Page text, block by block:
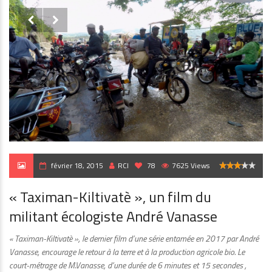
 
février 18, 2015 RCI 78 7625 Views
« Taximan-Kiltivatè », un film du
militant écologiste André Vanasse
« Taximan-Kiltivatè », le dernier film d’une série entamée en 2017 par André
Vanasse, encourage le retour à la terre et à la production agricole bio. Le
court-métrage de M.Vanasse, d’une durée de 6 minutes et 15 secondes ,